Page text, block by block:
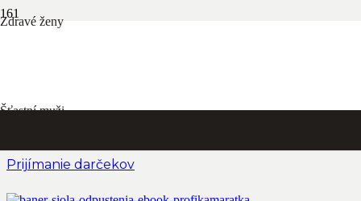
Zdravé ženy
Šťastní muži
Panna Mária, Matka Božia versus Mária Magdaléna
Prijímanie darčekov